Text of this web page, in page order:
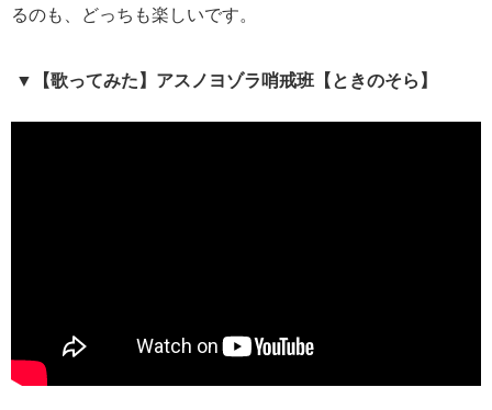
るのも、どっちも楽しいです。
▼【歌ってみた】アスノヨゾラ哨戒班【ときのそら】